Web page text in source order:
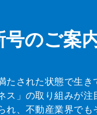
号のご案
たされた状態で生き
ス」の取り組みが注
、不動産業界でも